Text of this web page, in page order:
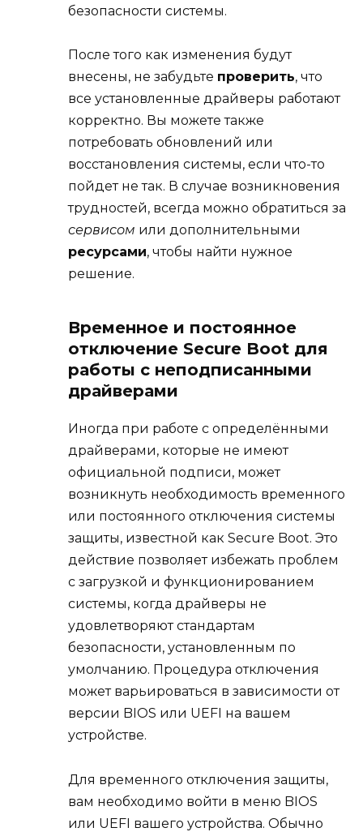
безопасности системы.
После того как изменения будут
внесены, не забудьте проверить, что
все установленные драйверы работают
корректно. Вы можете также
потребовать обновлений или
восстановления системы, если что-то
пойдет не так. В случае возникновения
трудностей, всегда можно обратиться за
сервисом или дополнительными
ресурсами, чтобы найти нужное
решение.
Временное и постоянное
отключение Secure Boot для
работы с неподписанными
драйверами
Иногда при работе с определёнными
драйверами, которые не имеют
официальной подписи, может
возникнуть необходимость временного
или постоянного отключения системы
защиты, известной как Secure Boot. Это
действие позволяет избежать проблем
с загрузкой и функционированием
системы, когда драйверы не
удовлетворяют стандартам
безопасности, установленным по
умолчанию. Процедура отключения
может варьироваться в зависимости от
версии BIOS или UEFI на вашем
устройстве.
Для временного отключения защиты,
вам необходимо войти в меню BIOS
или UEFI вашего устройства. Обычно